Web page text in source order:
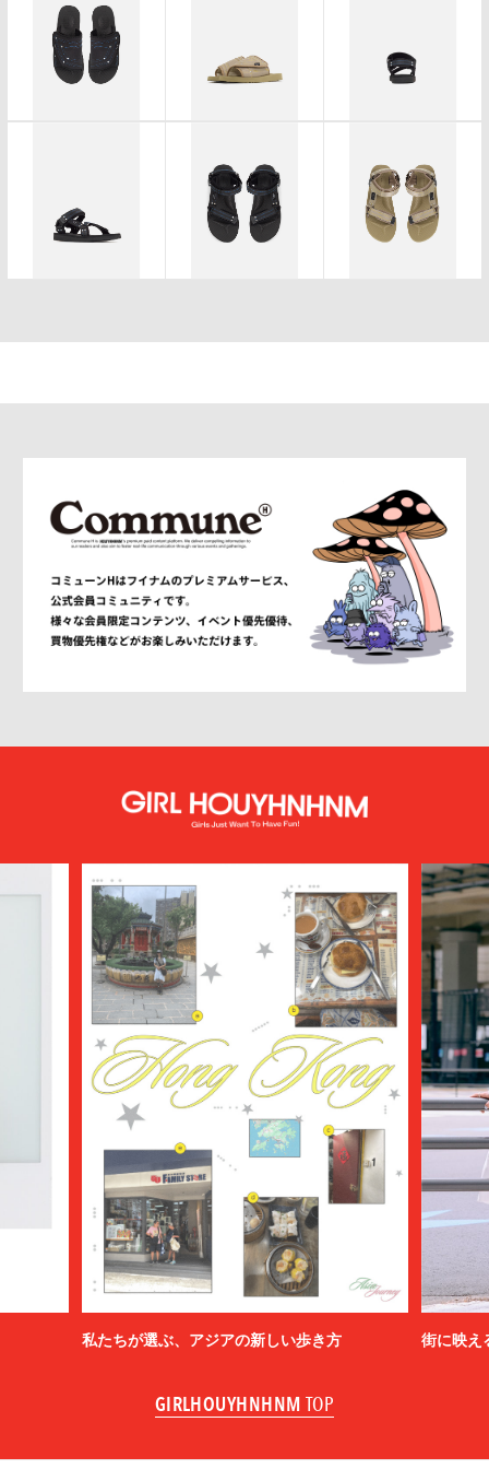
私たちが選ぶ、アジアの新しい歩き方 街に映え
GIRLHOUYHNHNM TOP